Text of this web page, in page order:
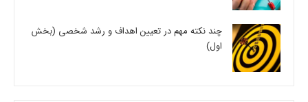
چند نکته مهم در تعیین اهداف و رشد شخصی (بخش
اول)